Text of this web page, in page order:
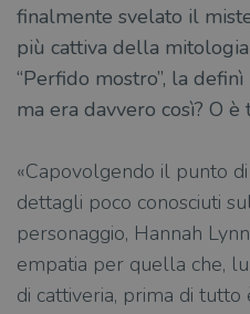
finalmente svelato il
più cattiva della
“Perfido mostro”, la
ma era davvero così? O è
«Capovolgendo il punto
dettagli poco conosciuti
personaggio, Hannah
empatia per quella che,
di cattiveria, prima di